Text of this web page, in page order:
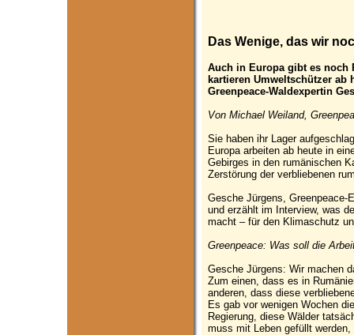
Das Wenige, das wir
Auch in Europa gibt es noch
kartieren Umweltschützer ab
Greenpeace-Waldexpertin
Von Michael Weiland,
Sie haben ihr Lager
Europa arbeiten ab heute in
Gebirges in den rumänischen
Zerstörung der verbliebenen
Gesche Jürgens, Greenpeace-
und erzählt im Interview, was
macht – für den Klimaschutz
Greenpeace: Was soll die
Gesche Jürgens: Wir machen
Zum einen, dass es in
anderen, dass diese
Es gab vor wenigen Wochen
Regierung, diese Wälder
muss mit Leben gefüllt